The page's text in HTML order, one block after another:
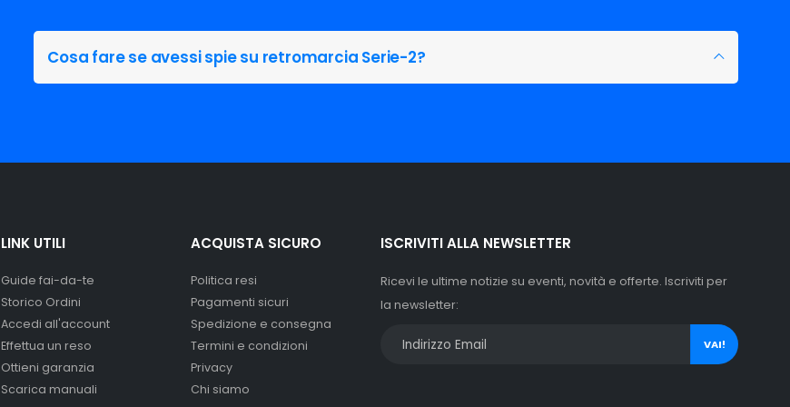
Cosa fare se avessi spie su retromarcia Serie-2?
LINK UTILI
Guide fai-da-te
Storico Ordini
Accedi all'account
Effettua un reso
Ottieni garanzia
Scarica manuali
ACQUISTA SICURO
Politica resi
Pagamenti sicuri
Spedizione e consegna
Termini e condizioni
Privacy
Chi siamo
ISCRIVITI ALLA NEWSLETTER
Ricevi le ultime notizie su eventi, novità e offerte. Iscriviti per
la newsletter:
VAI!